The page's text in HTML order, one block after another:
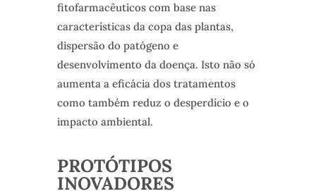
fitofarmacêuticos com base nas
características da copa das plantas,
dispersão do patógeno e
desenvolvimento da doença. Isto não só
aumenta a eficácia dos tratamentos
como também reduz o desperdício e o
impacto ambiental.
PROTÓTIPOS
INOVADORES